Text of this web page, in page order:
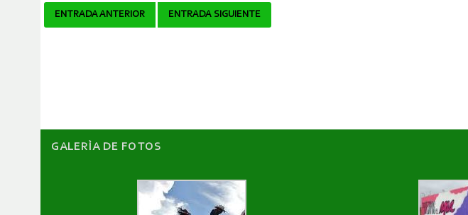
Navegador
ENTRADA ANTERIOR ENTRADA SIGUIENTE
GALERÌA DE FOTOS